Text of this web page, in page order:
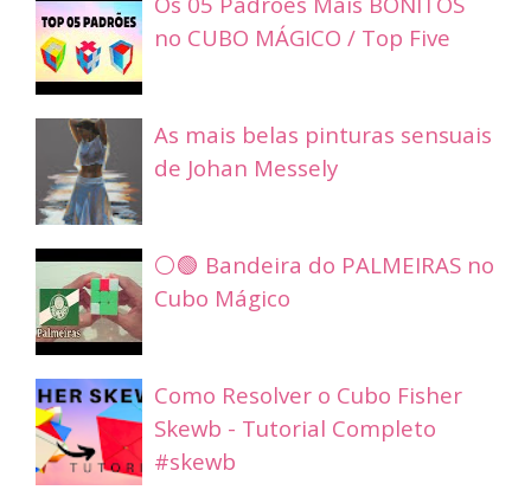
no CUBO MÁGICO / Top Five
As mais belas pinturas sensuais
de Johan Messely
⚪🟢 Bandeira do PALMEIRAS no
Cubo Mágico
Como Resolver o Cubo Fisher
Skewb - Tutorial Completo
#skewb